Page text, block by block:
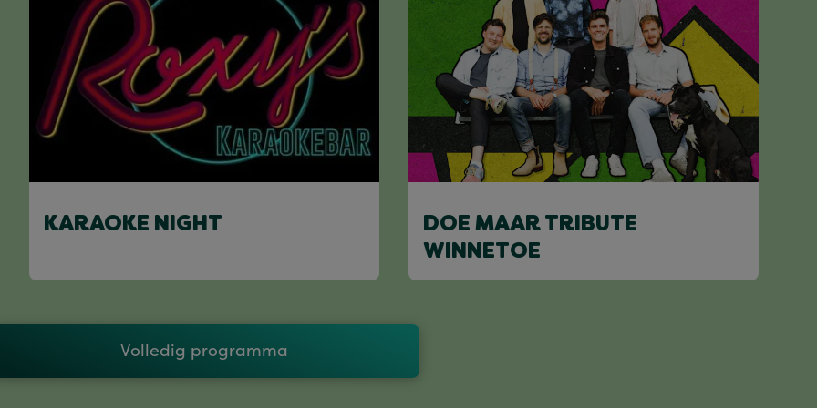
KARAOKE NIGHT
DOE MAAR TRIBUTE
WINNETOE
Volledig programma